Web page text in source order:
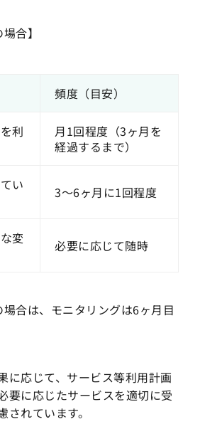
合】
頻度（目安）
利
月1回程度（3ヶ月を
経過するまで）
い
3〜6ヶ月に1回程度
変
必要に応じて随時
合は、モニタリングは6ヶ月目
に応じて、サービス等利用計画
要に応じたサービスを適切に受
されています。